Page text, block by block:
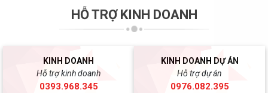
HỖ TRỢ KINH DOANH
KINH DOANH
Hỗ trợ kinh doanh
0393.968.345
KINH DOANH DỰ ÁN
Hỗ trợ dự án
0976.082.395